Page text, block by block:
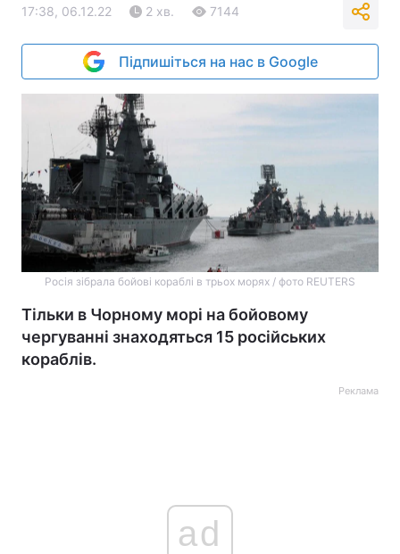
17:38, 06.12.22 2 хв. 7144
Підпишіться на нас в Google
Росія зібрала бойові кораблі в трьох морях / фото REUTERS
Тільки в Чорному морі на бойовому
чергуванні знаходяться 15 російських
кораблів.
Реклама
ad